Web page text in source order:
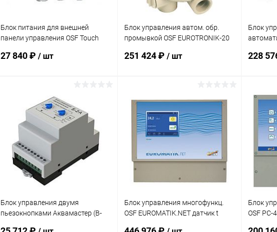
Блок питания для внешней
панели управления OSF Touch
27 840 ₽ / шт
В корзину
В избранное
К сравнению В наличии
Блок управления автом. обр.
промывкой OSF EUROTRONIK-20
(310.488.2211)
251 424 ₽ / шт
В корзину
В избранное
К сравнению
Блок
228
В
К
Блок управления двумя
пьезокнопками Аквамастер (B-
Блок управления многофункц.
OSF EUROMATIK.NET датчик t
Блок
OSF PC-